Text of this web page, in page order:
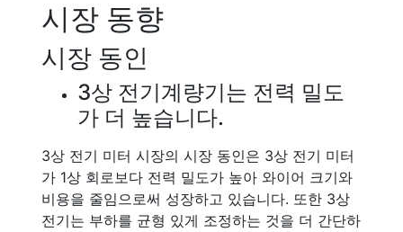
시장 동향
시장 동인
3상 전기계량기는 전력 밀도
가 더 높습니다.
3상 전기 미터 시장의 시장 동인은 3상 전기 미터
가 1상 회로보다 전력 밀도가 높아 와이어 크기와
비용을 줄임으로써 성장하고 있습니다. 또한 3상
전기는 부하를 균형 있게 조정하는 것을 더 간단하